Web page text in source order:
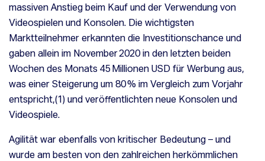
massiven Anstieg beim Kauf und der Verwendung von
Videospielen und Konsolen. Die wichtigsten
Marktteilnehmer erkannten die Investitionschance und
gaben allein im November 2020 in den letzten beiden
Wochen des Monats 45 Millionen USD für Werbung aus,
was einer Steigerung um 80 % im Vergleich zum Vorjahr
entspricht,(1)und veröffentlichten neue Konsolen und
Videospiele.
Agilität war ebenfalls von kritischer Bedeutung – und
wurde am besten von den zahlreichen herkömmlichen